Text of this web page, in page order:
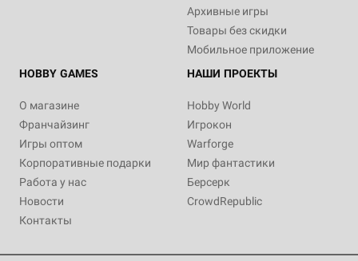
Архивные игры
Товары без скидки
Мобильное приложение
HOBBY GAMES
О магазине
Франчайзинг
Игры оптом
Корпоративные подарки
Работа у нас
Новости
Контакты
НАШИ ПРОЕКТЫ
Hobby World
Игрокон
Warforge
Мир фантастики
Берсерк
CrowdRepublic